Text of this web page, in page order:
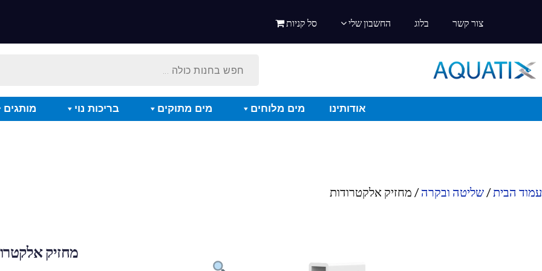
צור קשר בלוג החשבון שלי סל קניות
אודותינו מים מלוחים מים מתוקים בריכות נוי מותגים
עמוד הבית/שליטה ובקרה/ מחזיק אלקטרודות
מחזיק